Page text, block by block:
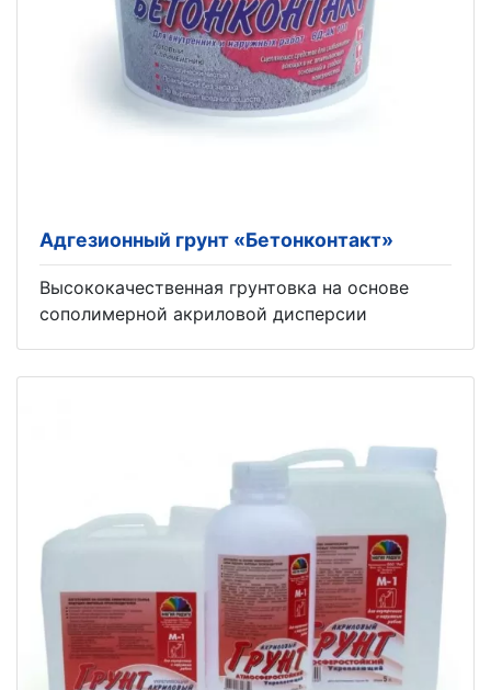
Адгезионный грунт «Бетонконтакт»
Высококачественная грунтовка на основе
сополимерной акриловой дисперсии